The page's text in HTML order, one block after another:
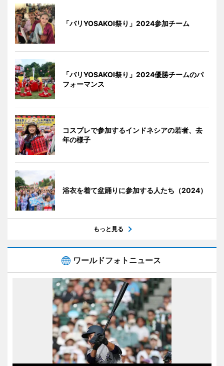
「バリYOSAKOI祭り」2024参加チーム
「バリYOSAKOI祭り」2024優勝チームのパ
フォーマンス
コスプレで参加するインドネシアの若者、去
年の様子
浴衣を着て盆踊りに参加する人たち（2024）
もっと見る
ワールドフォトニュース